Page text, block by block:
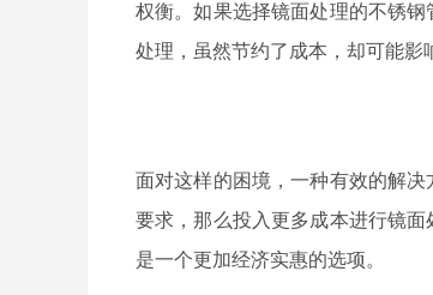
权衡。如果选择镜面处理的不锈
处理，虽然节约了成本，却可能影
面对这样的困境，一种有效的解
要求，那么投入更多成本进行镜
是一个更加经济实惠的选项。